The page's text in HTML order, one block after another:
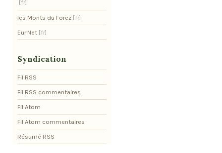
les Monts du Forez
Eur'Net
Syndication
Fil RSS
Fil RSS commentaires
Fil Atom
Fil Atom commentaires
Résumé RSS